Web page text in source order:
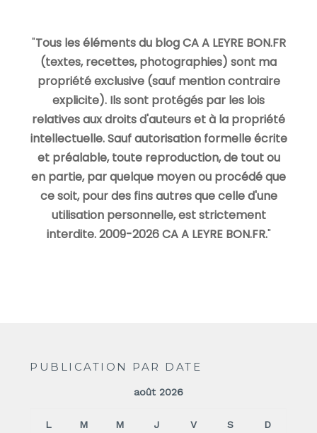
"Tous les éléments du blog CA A LEYRE BON.FR
(textes, recettes, photographies) sont ma
propriété exclusive (sauf mention contraire
explicite). Ils sont protégés par les lois
relatives aux droits d'auteurs et à la propriété
intellectuelle. Sauf autorisation formelle écrite
et préalable, toute reproduction, de tout ou
en partie, par quelque moyen ou procédé que
ce soit, pour des fins autres que celle d'une
utilisation personnelle, est strictement
interdite. 2009-2026 CA A LEYRE BON.FR."
PUBLICATION PAR DATE
août 2026
L M M J V S D